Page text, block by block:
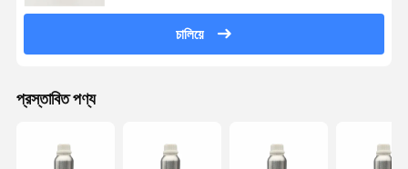
চালিয়ে
প্রস্তাবিত পণ্য